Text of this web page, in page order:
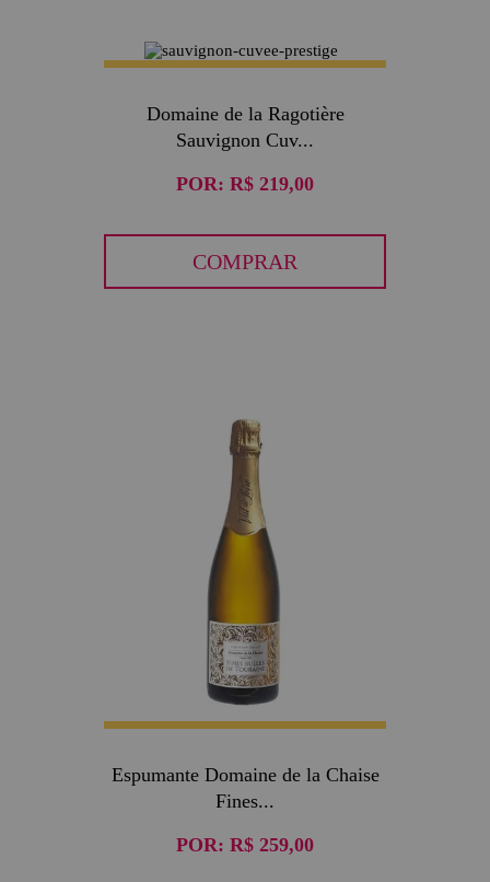
Domaine de la Ragotière
Sauvignon Cuv...
POR: R$ 219,00
COMPRAR
Espumante Domaine de la Chaise
Fines...
POR: R$ 259,00